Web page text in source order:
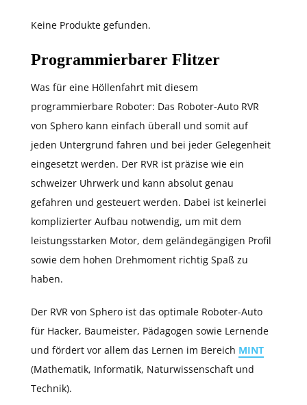
Keine Produkte gefunden.
Programmierbarer Flitzer
Was für eine Höllenfahrt mit diesem
programmierbare Roboter: Das Roboter-Auto RVR
von Sphero kann einfach überall und somit auf
jeden Untergrund fahren und bei jeder Gelegenheit
eingesetzt werden. Der RVR ist präzise wie ein
schweizer Uhrwerk und kann absolut genau
gefahren und gesteuert werden. Dabei ist keinerlei
komplizierter Aufbau notwendig, um mit dem
leistungsstarken Motor, dem geländegängigen Profil
sowie dem hohen Drehmoment richtig Spaß zu
haben.
Der RVR von Sphero ist das optimale Roboter-Auto
für Hacker, Baumeister, Pädagogen sowie Lernende
und fördert vor allem das Lernen im Bereich MINT
(Mathematik, Informatik, Naturwissenschaft und
Technik).